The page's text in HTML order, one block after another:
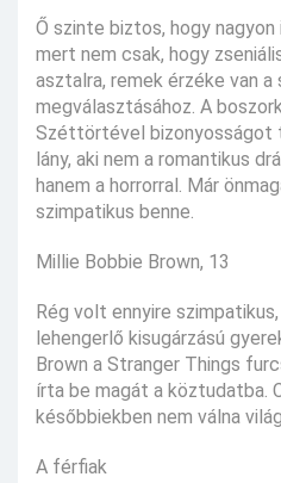
Ő szinte biztos, hogy
mert nem csak, hogy
asztalra, remek érzéke van a
megválasztásához. A
Széttörtével bizonyosságot
lány, aki nem a romantikus
hanem a horrorral. Már
szimpatikus benne.
Millie Bobbie Brown, 13
Rég volt ennyire
lehengerlő kisugárzású
Brown a Stranger Things
írta be magát a köztudatba.
későbbiekben nem válna
A férfiak